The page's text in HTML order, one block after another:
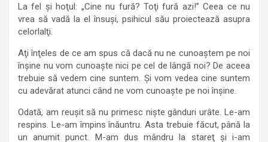
La fel şi hoţul: „Cine nu fură? Toţi fură azi!” Ceea ce nu
vrea să vadă la el însuşi, psihicul său proiectează asupra
celorlalţi.
Aţi înţeles de ce am spus că dacă nu ne cunoaştem pe noi
înşine nu vom cunoaşte nici pe cel de lângă noi? De aceea
trebuie să vedem cine suntem. Şi vom vedea cine suntem
cu adevărat atunci când ne vom cunoaşte pe noi înşine.
Odată, am reuşit să nu primesc nişte gânduri urâte. Le-am
respins. Le-am împins înăuntru. Asta trebuie făcut, până la
un anumit punct. M-am dus mândru la stareţ şi i-am